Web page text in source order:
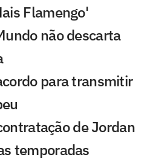
Flamengo'
não descarta
para transmitir
de Jordan
temporadas